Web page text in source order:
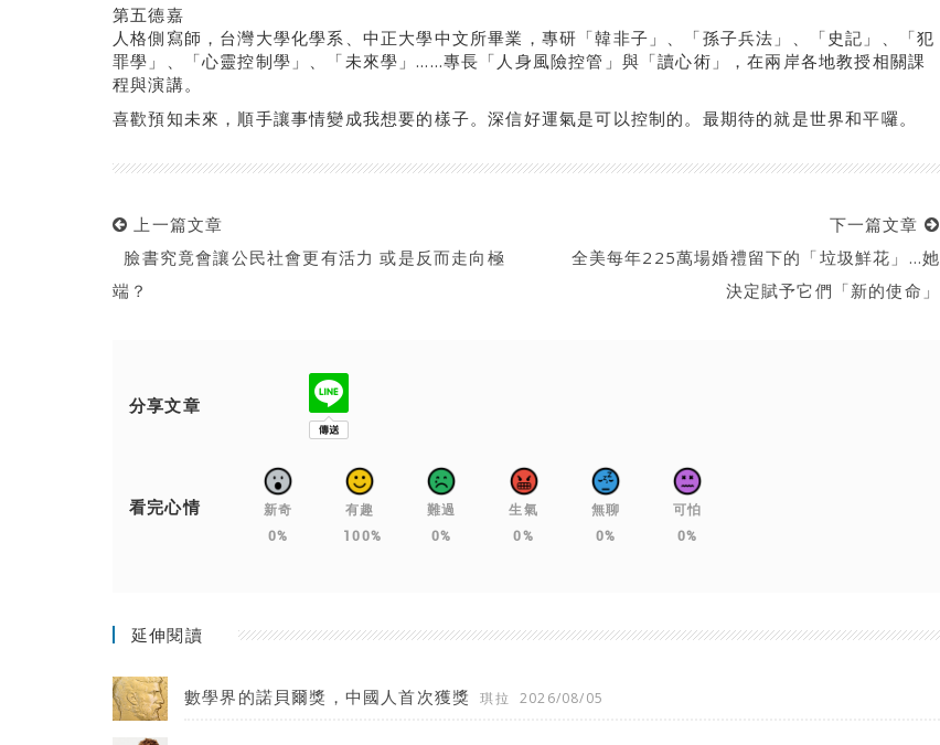
第五德嘉
人格側寫師，台灣大學化學系、中正大學中文所畢業，專研「韓非子」、「孫子兵法」、「史記」、「犯
罪學」、「心靈控制學」、「未來學」……專長「人身風險控管」與「讀心術」，在兩岸各地教授相關課
程與演講。
喜歡預知未來，順手讓事情變成我想要的樣子。深信好運氣是可以控制的。最期待的就是世界和平囉。
上一篇文章
臉書究竟會讓公民社會更有活力 或是反而走向極
端？
下一篇文章
全美每年225萬場婚禮留下的「垃圾鮮花」…她
決定賦予它們「新的使命」
分享文章
看完心情
新奇
0%
有趣
100%
難過
0%
生氣
0%
無聊
0%
可怕
0%
延伸閱讀
數學界的諾貝爾獎，中國人首次獲獎 琪拉 2026/08/05